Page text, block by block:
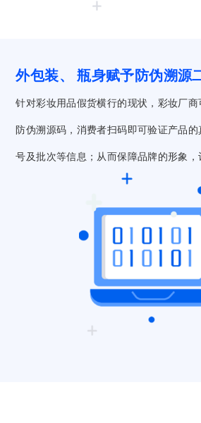
外包装、 瓶身赋予防伪溯源
针对彩妆用品假货横行的现状，彩妆厂
防伪溯源码，消费者扫码即可验证产品
号及批次等信息；从而保障品牌的形象，